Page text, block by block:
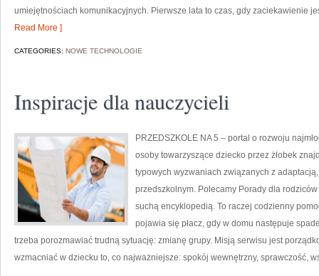
umiejętnościach komunikacyjnych. Pierwsze lata to czas, gdy zaciekawienie
Read More ]
CATEGORIES: NOWE TECHNOLOGIE
Inspiracje dla nauczycieli
PRZEDSZKOLE NA 5 – portal o rozwoju
osoby towarzyszące dziecko przez żłobek
typowych wyzwaniach związanych z
przedszkolnym. Polecamy Porady dla
suchą encyklopedią. To raczej codzienny
pojawia się płacz, gdy w domu następuje
trzeba porozmawiać trudną sytuację: zmianę grupy. Misją serwisu jest
wzmacniać w dziecku to, co najważniejsze: spokój wewnętrzny, sprawczość,